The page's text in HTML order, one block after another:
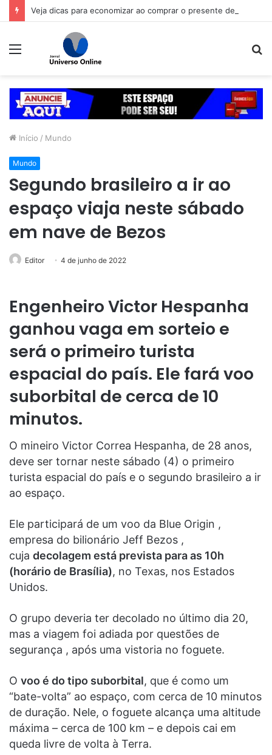
Menu
Início / Mundo
Mundo
Segundo brasileiro a ir ao
espaço viaja neste sábado
em nave de Bezos
Editor 4 de junho de 2022
Engenheiro Victor Hespanha
ganhou vaga em sorteio e
será o primeiro turista
espacial do país. Ele fará voo
suborbital de cerca de 10
minutos.
O mineiro Victor Correa Hespanha, de 28 anos,
deve ser tornar neste sábado (4) o primeiro
turista espacial do país e o segundo brasileiro a ir
ao espaço.
Ele participará de um voo da Blue Origin ,
empresa do bilionário Jeff Bezos ,
cuja decolagem está prevista para as 10h
(horário de Brasília), no Texas, nos Estados
Unidos.
O grupo deveria ter decolado no último dia 20,
mas a viagem foi adiada por questões de
segurança , após uma vistoria no foguete.
O voo é do tipo suborbital, que é como um
“bate-volta” ao espaço, com cerca de 10 minutos
de duração. Nele, o foguete alcança uma altitude
máxima – cerca de 100 km – e depois cai em
queda livre de volta à Terra.